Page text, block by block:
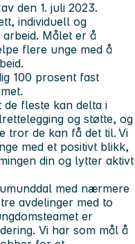
den 1. juli 2023.
individuell og
Målet er å
flere unge med å
100 prosent fast
fleste kan delta i
og støtte, og
tror de kan få det til. Vi
med et positivt blikk,
din og lytter aktivt
med nærmere
avdelinger med to
er
Vi har som mål å